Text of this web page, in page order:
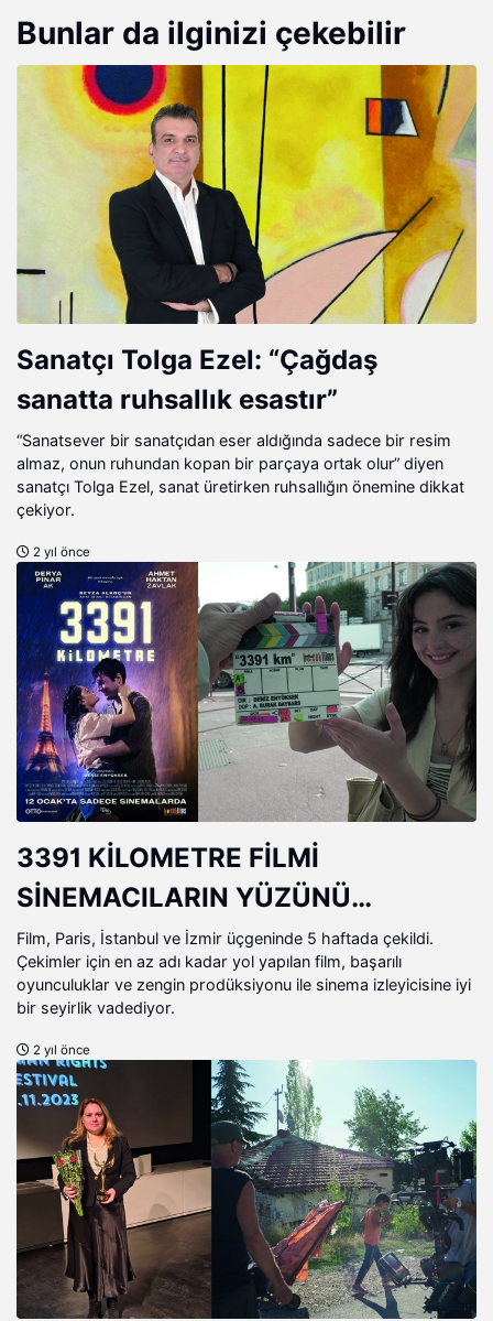
Bunlar da ilginizi çekebilir
Sanatçı Tolga Ezel: “Çağdaş
sanatta ruhsallık esastır”
“Sanatsever bir sanatçıdan eser aldığında sadece bir resim
almaz, onun ruhundan kopan bir parçaya ortak olur” diyen
sanatçı Tolga Ezel, sanat üretirken ruhsallığın önemine dikkat
çekiyor.
2 yıl önce
3391 KİLOMETRE FİLMİ
SİNEMACILARIN YÜZÜNÜ
GÜLDÜRDÜ!
Film, Paris, İstanbul ve İzmir üçgeninde 5 haftada çekildi.
Çekimler için en az adı kadar yol yapılan film, başarılı
oyunculuklar ve zengin prodüksiyonu ile sinema izleyicisine iyi
bir seyirlik vadediyor.
2 yıl önce